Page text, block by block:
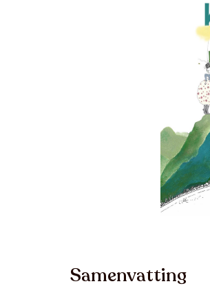
Samenvatting